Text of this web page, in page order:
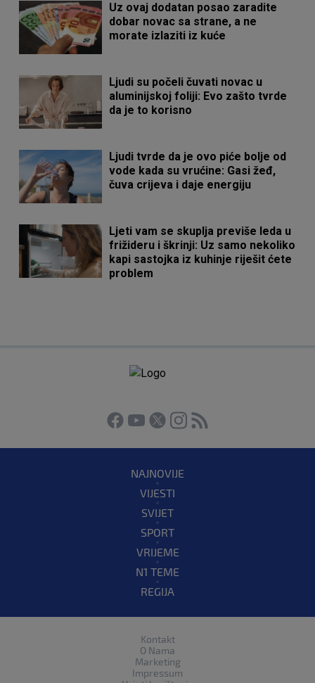
Uz ovaj dodatan posao zaradite
dobar novac sa strane, a ne
morate izlaziti iz kuće
Ljudi su počeli čuvati novac u
aluminijskoj foliji: Evo zašto tvrde
da je to korisno
Ljudi tvrde da je ovo piće bolje od
vode kada su vrućine: Gasi žeđ,
čuva crijeva i daje energiju
Ljeti vam se skuplja previše leda u
frižideru i škrinji: Uz samo nekoliko
kapi sastojka iz kuhinje riješit ćete
problem
NAJNOVIJE
VIJESTI
SVIJET
SPORT
VRIJEME
N1 TEME
REGIJA
Kontakt
O Nama
Marketing
Impressum